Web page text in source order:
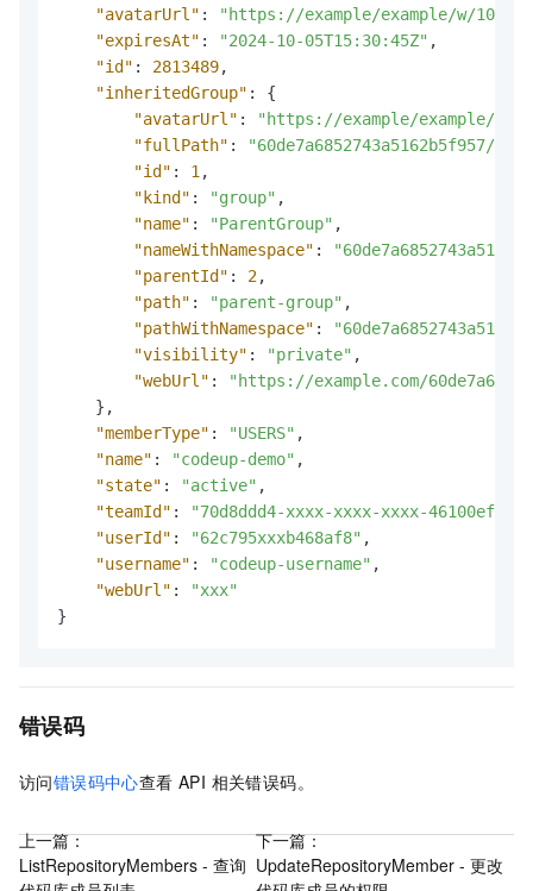
"avatarUrl" :
"https://example/example/w/100/
"expiresAt" : "2024-10-05T15:30:45Z" ,
"id" : 2813489,
"inheritedGroup" :
{
"avatarUrl" :
"https://example/example/w/
"fullPath" :
"60de7a6852743a5162b5f957/
"id" : 1,
"kind" : "group" ,
"name" : "ParentGroup" ,
"nameWithNamespace" :
"parentId" : 2,
"path" : "parent-group" ,
"pathWithNamespace" :
"visibility" : "private" ,
"webUrl" :
"https://example.com/
} ,
"memberType" : "USERS" ,
"name" : "codeup-demo" ,
"state" : "active" ,
"teamId" :
"70d8ddd4-xxxx-xxxx-xxxx-
"userId" : "62c795xxxb468af8" ,
"username" : "codeup-username" ,
"webUrl" :
"xxx"
}
错误码
访问错误码中心查看 API 相关错误码。
上一篇：
ListRepositoryMembers - 查询
下一篇：
UpdateRepositoryMember - 更改